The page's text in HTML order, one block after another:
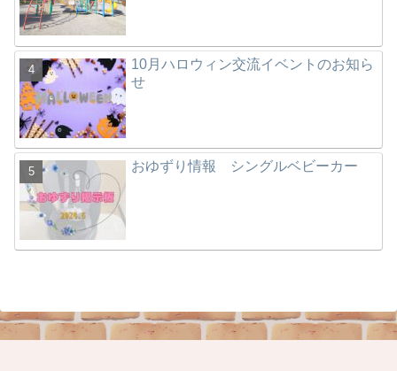
10月ハロウィン交流イベントのお知ら
せ
おゆずり情報 シングルベビーカー